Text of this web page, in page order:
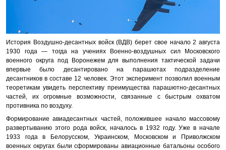
История Воздушно-десантных войск (ВДВ) берет свое начало 2 августа
1930 года — тогда на учениях Военно-воздушных сил Московского
военного округа под Воронежем для выполнения тактической задачи
впервые было десантировано на парашютах подразделение
десантников в составе 12 человек. Этот эксперимент позволил военным
теоретикам увидеть перспективу преимущества парашютно-десантных
частей, их огромные возможности, связанные с быстрым охватом
противника по воздуху.
Формирование авиадесантных частей, положившее начало массовому
развертыванию этого рода войск, началось в 1932 году. Уже в начале
1933 года в Белорусском, Украинском, Московском и Приволжском
военных округах были сформированы авиационные батальоны особого